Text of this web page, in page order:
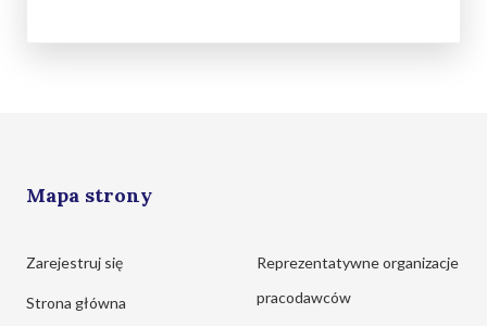
Mapa strony
Zarejestruj się
Strona główna
Reprezentatywne organizacje
pracodawców